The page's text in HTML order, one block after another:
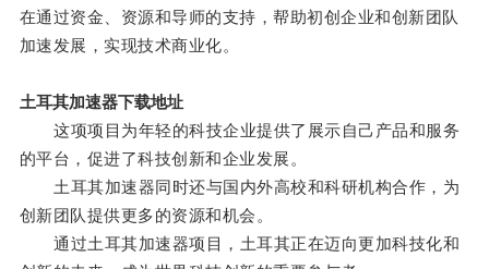
在通过资金、资源和导师的支持，帮助初创企业和创新团队
加速发展，实现技术商业化。
土耳其加速器下载地址
这项项目为年轻的科技企业提供了展示自己产品和服务
的平台，促进了科技创新和企业发展。
土耳其加速器同时还与国内外高校和科研机构合作，为
创新团队提供更多的资源和机会。
通过土耳其加速器项目，土耳其正在迈向更加科技化和